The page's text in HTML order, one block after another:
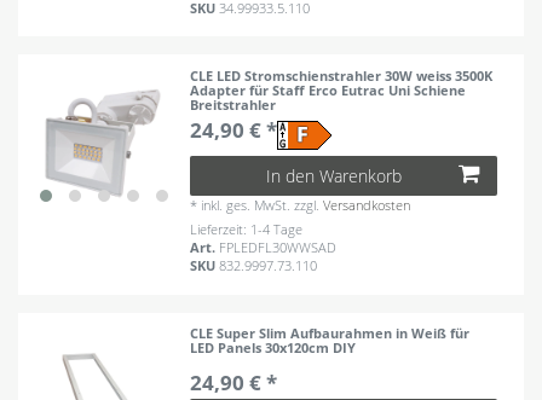
SKU 34.99933.5.110
CLE LED Stromschienstrahler 30W weiss 3500K
Adapter für Staff Erco Eutrac Uni Schiene
Breitstrahler
24,90 € *
In den Warenkorb
* inkl. ges. MwSt. zzgl.Versandkosten
Lieferzeit: 1-4 Tage
Art. FPLEDFL30WWSAD
SKU832.9997.73.110
CLE Super Slim Aufbaurahmen in Weiß für
LED Panels 30x120cm DIY
24,90 € *